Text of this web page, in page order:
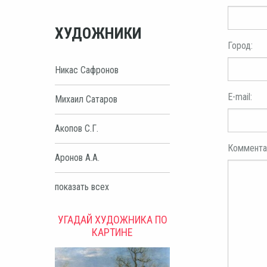
ХУДОЖНИКИ
Никас Сафронов
Михаил Сатаров
Акопов С.Г.
Аронов А.А.
показать всех
УГАДАЙ ХУДОЖНИКА ПО
КАРТИНЕ
Город:
E-mail: